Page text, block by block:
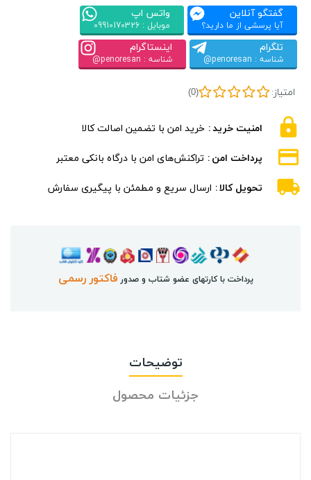
گفتگو آنلاین
آیا پرسشی از ما دارید؟
واتس اپ
موبایل : 09910170326
تلگرام
شناسه : penoresan@
اینستاگرام
شناسه : penoresan@
امتیاز: (0)
امنیت خرید خرید امن با تضمین اصالت کالا
پرداخت امن تراکنش‌های امن با درگاه بانکی معتبر
تحویل کالا ارسال سریع و مطمئن با پیگیری سفارش
پرداخت با کارتهای عضو شتاب و صدور فاکتور رسمی
توضیحات
جزئیات محصول